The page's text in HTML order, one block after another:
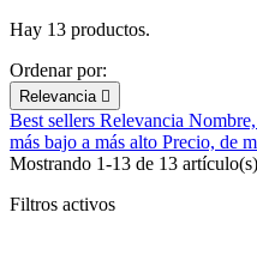
Hay 13 productos.
Ordenar por:
Relevancia 
Best sellers Relevancia
más bajo a más alto Precio, de
Mostrando 1-13 de 13 artículo(s)
Filtros activos